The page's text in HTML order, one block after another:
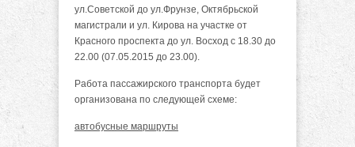
ул.Советской до ул.Фрунзе, Октябрьской
магистрали и ул. Кирова на участке от
Красного проспекта до ул. Восход с 18.30 до
22.00 (07.05.2015 до 23.00).
Работа пассажирского транспорта будет
организована по следующей схеме:
автобусные маршруты